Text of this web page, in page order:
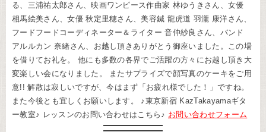
る、三浦祐太郎さん、映画ワンピース作曲家 林ゆうきさん、女優
相馬絵美さん、女優 秋定里穂さん、美容鍼 龍虎道 羽瀧 康洋さん、
フードフードコーディネーター＆ライター 音仲紗良さん、バンド
アルルカン 奈緒さん、お越し頂きありがとう御座いました。この場
を借りてお礼を。 他にも多数の各界でご活躍の方々にお越し頂き大
変楽しい会になりました。 またサプライズで顔写真のケーキをご用
意!! 解散は寂しいですが、今はまず「お疲れ様でした！」ですね。
また今後とも宜しくお願いします。 ♪東京新宿 KazTakayamaギタ
ー教室♪ レッスンのお問い合わせはこちら♪ お問い合わせフォーム